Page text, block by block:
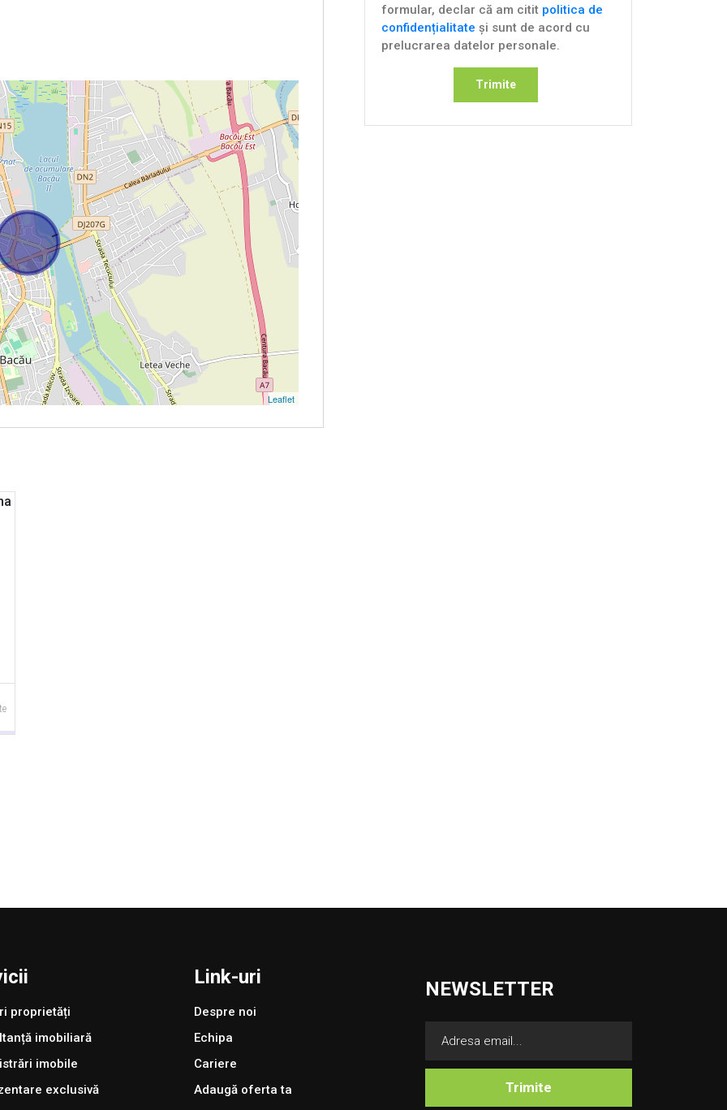
Leaflet
formular, declar că am citit politica de
confidențialitate și sunt de acord cu
prelucrarea datelor personale.
proprietăți
imobiliară
imobile
exclusivă
Link-uri
Despre noi
Echipa
Cariere
Adaugă oferta ta
NEWSLETTER
Trimite